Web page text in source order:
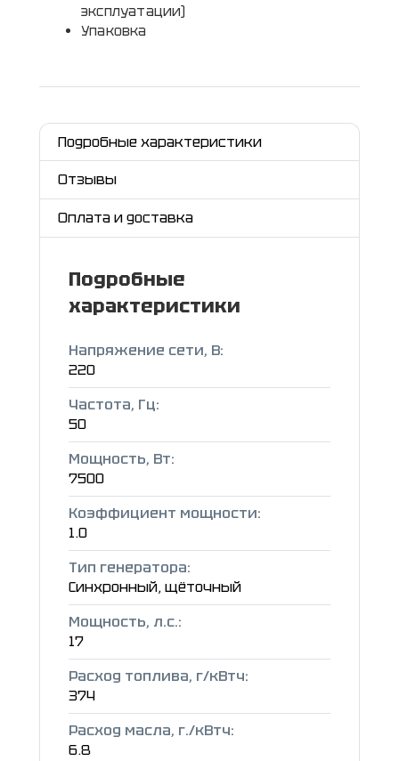
эксплуатации)
Упаковка
Подробные характеристики
Отзывы
Оплата и доставка
Подробные
характеристики
Напряжение сети, В:
220
Частота, Гц:
50
Мощность, Вт:
7500
Коэффициент мощности:
1.0
Тип генератора:
Синхронный, щёточный
Мощность, л.с.:
17
Расход топлива, г/кВтч:
374
Расход масла, г./кВтч:
6.8